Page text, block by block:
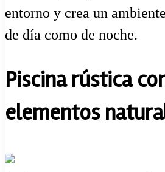
entorno y crea un
de día como de noche.
Piscina rústica
elementos